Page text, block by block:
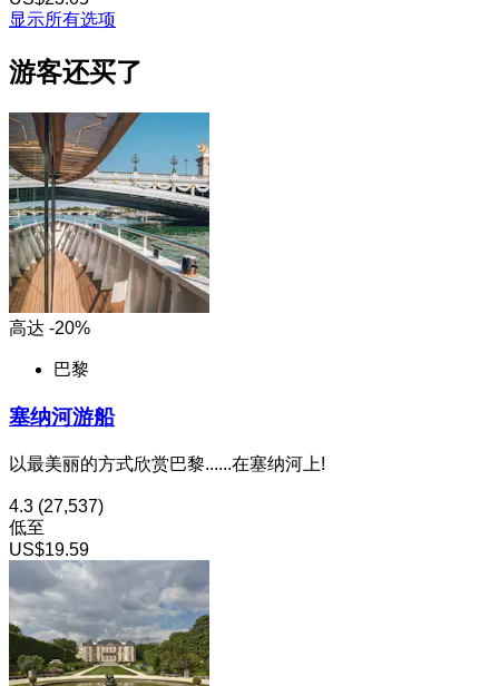
显示所有选项
游客还买了
高达 -20%
巴黎
塞纳河游船
以最美丽的方式欣赏巴黎......在塞纳河上!
4.3 (27,537)
低至
US$19.59